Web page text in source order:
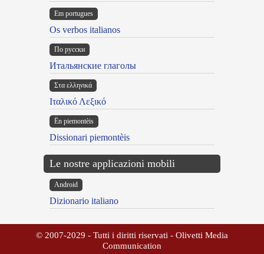
Em portugues
Os verbos italianos
По русски
Итальянские глаголы
Στα ελληνικά
Ιταλικό Λεξικό
Ën piemontèis
Dissionari piemontèis
Le nostre applicazioni mobili
Android
Dizionario italiano
© 2007-2029 - Tutti i diritti riservati - Olivetti Media
Communication